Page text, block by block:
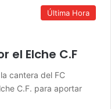
Última Hora
el Elche C.F
cantera del FC
C.F. para aportar